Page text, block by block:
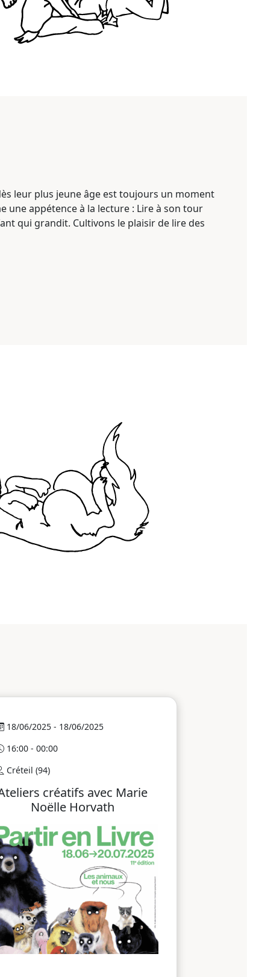
leur plus jeune âge est toujours un moment
une appétence à la lecture : Lire à son tour
qui grandit. Cultivons le plaisir de lire des
18/06/2025 - 18/06/2025
16:00 - 00:00
Créteil (94)
créatifs avec Marie
Noëlle Horvath